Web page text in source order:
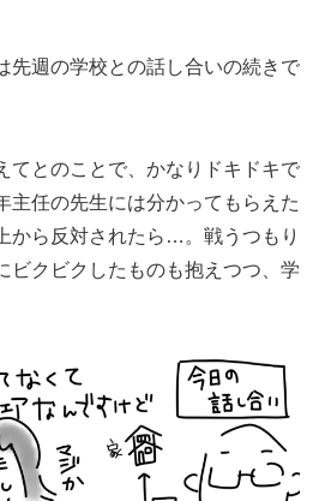
先週の学校との話し合いの続きで
てとのことで、かなりドキドキで
主任の先生には分かってもらえた
から反対されたら…。戦うつもり
ビクビクしたものも抱えつつ、学